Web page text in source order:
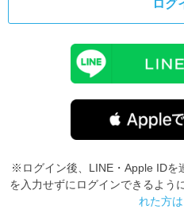
ログ
※ログイン後、LINE・Apple IDを
を入力せずにログインできるよう
れた方